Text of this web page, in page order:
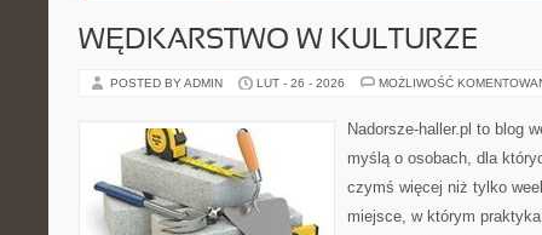
WĘDKARSTWO W KULTURZE
POSTED BY ADMIN LUT - 26 - 2026 MOŻLIWOŚĆ
Nadorsze-haller.pl to blog
myślą o osobach, dla
czymś więcej niż tylko
miejsce, w którym